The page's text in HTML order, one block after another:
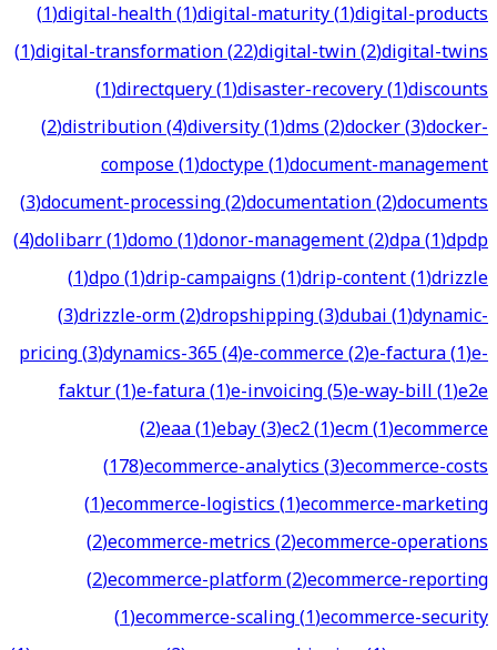
(1)digital-health(1)digital-maturity(1)digital-products
(1)digital-transformation(22)digital-twin(2)digital-twins
(1)directquery(1)disaster-recovery(1)discounts
(2)distribution(4)diversity(1)dms(2)docker(3)docker-
compose(1)doctype(1)document-management
(3)document-processing(2)documentation(2)documents
(4)dolibarr(1)domo(1)donor-management(2)dpa(1)dpdp
(1)dpo(1)drip-campaigns(1)drip-content(1)drizzle
(3)drizzle-orm(2)dropshipping(3)dubai(1)dynamic-
pricing(3)dynamics-365(4)e-commerce(2)e-factura(1)e-
faktur(1)e-fatura(1)e-invoicing(5)e-way-bill(1)e2e
(2)eaa(1)ebay(3)ec2(1)ecm(1)ecommerce
(178)ecommerce-analytics(3)ecommerce-costs
(1)ecommerce-logistics(1)ecommerce-marketing
(2)ecommerce-metrics(2)ecommerce-operations
(2)ecommerce-platform(2)ecommerce-reporting
(1)ecommerce-scaling(1)ecommerce-security